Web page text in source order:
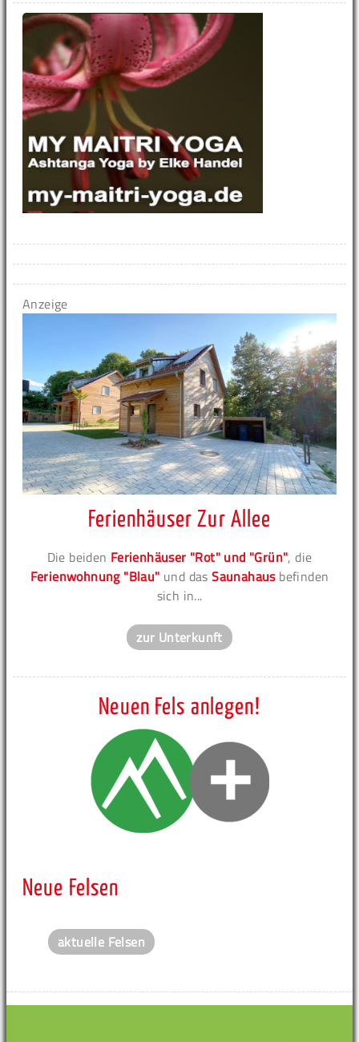
Anzeige
Ferienhäuser Zur Allee
Die beiden Ferienhäuser "Rot" und "Grün", die
Ferienwohnung "Blau" und dasSaunahausbefinden
sich in...
zur Unterkunft
Neuen Fels anlegen!
Neue Felsen
aktuelle Felsen